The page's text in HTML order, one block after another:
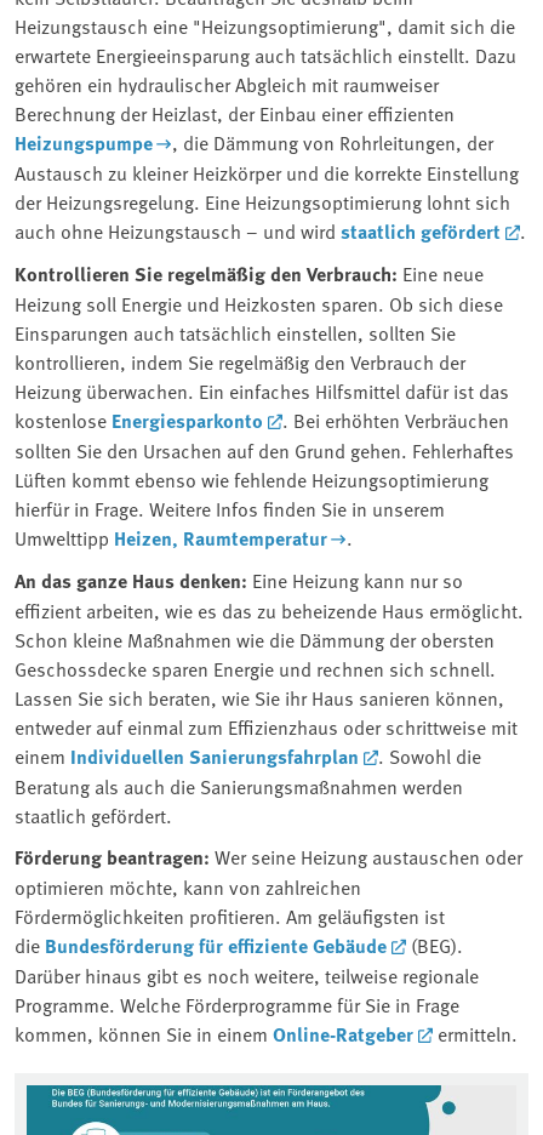
Heizungstausch eine "Heizungsoptimierung", damit sich die
erwartete Energieeinsparung auch tatsächlich einstellt. Dazu
gehören ein hydraulischer Abgleich mit raumweiser
Berechnung der Heizlast, der Einbau einer effizienten
Heizungspumpe
, die Dämmung von Rohrleitungen, der
Austausch zu kleiner Heizkörper und die korrekte Einstellung
der Heizungsregelung. Eine Heizungsoptimierung lohnt sich
auch ohne Heizungstausch – und wird staatlich gefördert .
Kontrollieren Sie regelmäßig den Verbrauch: Eine neue
Heizung soll Energie und Heizkosten sparen. Ob sich diese
Einsparungen auch tatsächlich einstellen, sollten Sie
kontrollieren, indem Sie regelmäßig den Verbrauch der
Heizung überwachen. Ein einfaches Hilfsmittel dafür ist das
kostenlose Energiesparkonto
. Bei erhöhten Verbräuchen
sollten Sie den Ursachen auf den Grund gehen. Fehlerhaftes
Lüften kommt ebenso wie fehlende Heizungsoptimierung
hierfür in Frage. Weitere Infos finden Sie in unserem
Umwelttipp Heizen, Raumtemperatur .
An das ganze Haus denken: Eine Heizung kann nur so
effizient arbeiten, wie es das zu beheizende Haus ermöglicht.
Schon kleine Maßnahmen wie die Dämmung der obersten
Geschossdecke sparen Energie und rechnen sich schnell.
Lassen Sie sich beraten, wie Sie ihr Haus sanieren können,
entweder auf einmal zum Effizienzhaus oder schrittweise mit
einem Individuellen Sanierungsfahrplan
. Sowohl die
Beratung als auch die Sanierungsmaßnahmen werden
staatlich gefördert.
Förderung beantragen: Wer seine Heizung austauschen oder
optimieren möchte, kann von zahlreichen
Fördermöglichkeiten profitieren. Am geläufigsten ist
die Bundesförderung für effiziente Gebäude
(BEG).
Darüber hinaus gibt es noch weitere, teilweise regionale
Programme. Welche Förderprogramme für Sie in Frage
kommen, können Sie in einem Online-Ratgeber ermitteln.